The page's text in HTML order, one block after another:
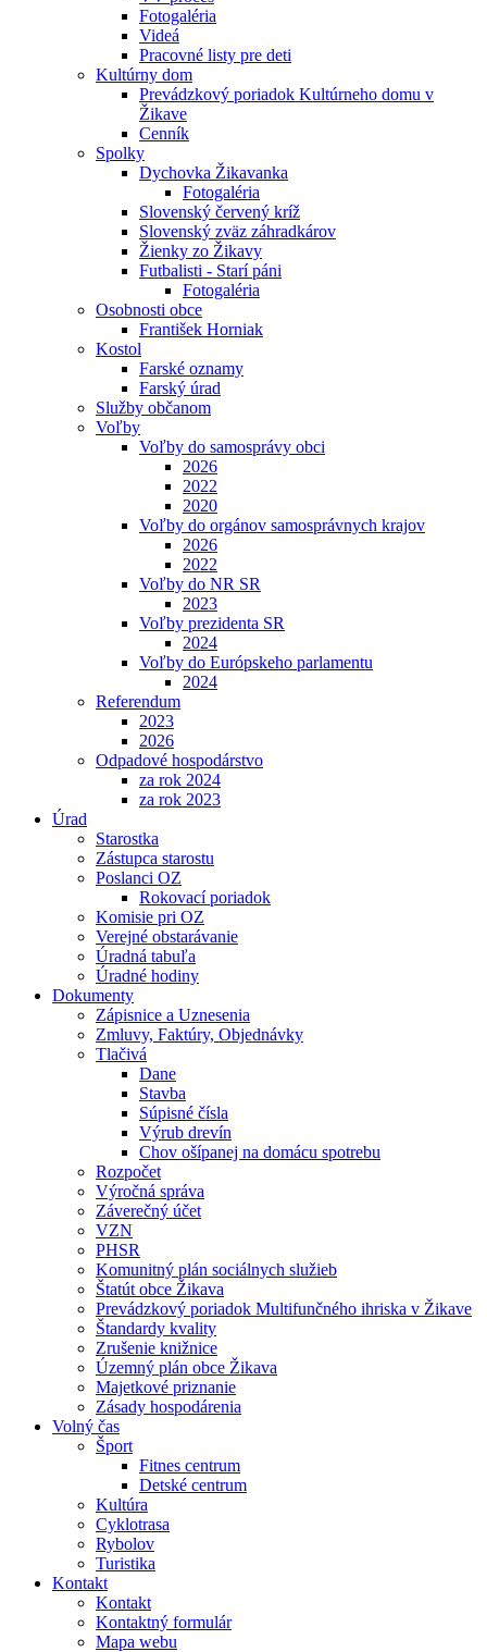
Fotogaléria
Videá
Pracovné listy pre deti
Kultúrny dom
Prevádzkový poriadok Kultúrneho domu v
Žikave
Cenník
Spolky
Dychovka Žikavanka
Fotogaléria
Slovenský červený kríž
Slovenský zväz záhradkárov
Žienky zo Žikavy
Futbalisti - Starí páni
Fotogaléria
Osobnosti obce
František Horniak
Kostol
Farské oznamy
Farský úrad
Služby občanom
Voľby
Voľby do samosprávy obci
2026
2022
2020
Voľby do orgánov samosprávnych krajov
2026
2022
Voľby do NR SR
2023
Voľby prezidenta SR
2024
Voľby do Európskeho parlamentu
2024
Referendum
2023
2026
Odpadové hospodárstvo
za rok 2024
za rok 2023
Úrad
Starostka
Zástupca starostu
Poslanci OZ
Rokovací poriadok
Komisie pri OZ
Verejné obstarávanie
Úradná tabuľa
Úradné hodiny
Dokumenty
Zápisnice a Uznesenia
Zmluvy, Faktúry, Objednávky
Tlačivá
Dane
Stavba
Súpisné čísla
Výrub drevín
Chov ošípanej na domácu spotrebu
Rozpočet
Výročná správa
Záverečný účet
VZN
PHSR
Komunitný plán sociálnych služieb
Štatút obce Žikava
Prevádzkový poriadok Multifunčného ihriska v Žikave
Štandardy kvality
Zrušenie knižnice
Územný plán obce Žikava
Majetkové priznanie
Zásady hospodárenia
Volný čas
Šport
Fitnes centrum
Detské centrum
Kultúra
Cyklotrasa
Rybolov
Turistika
Kontakt
Kontakt
Kontaktný formulár
Mapa webu